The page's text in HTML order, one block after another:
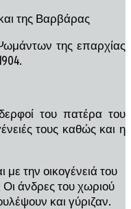
της Βαρβάρας
της επαρχίας
του πατέρα του
τους καθώς και η
με την οικογένειά του
άνδρες του χωριού
και γύριζαν.